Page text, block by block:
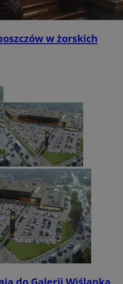
w żorskich